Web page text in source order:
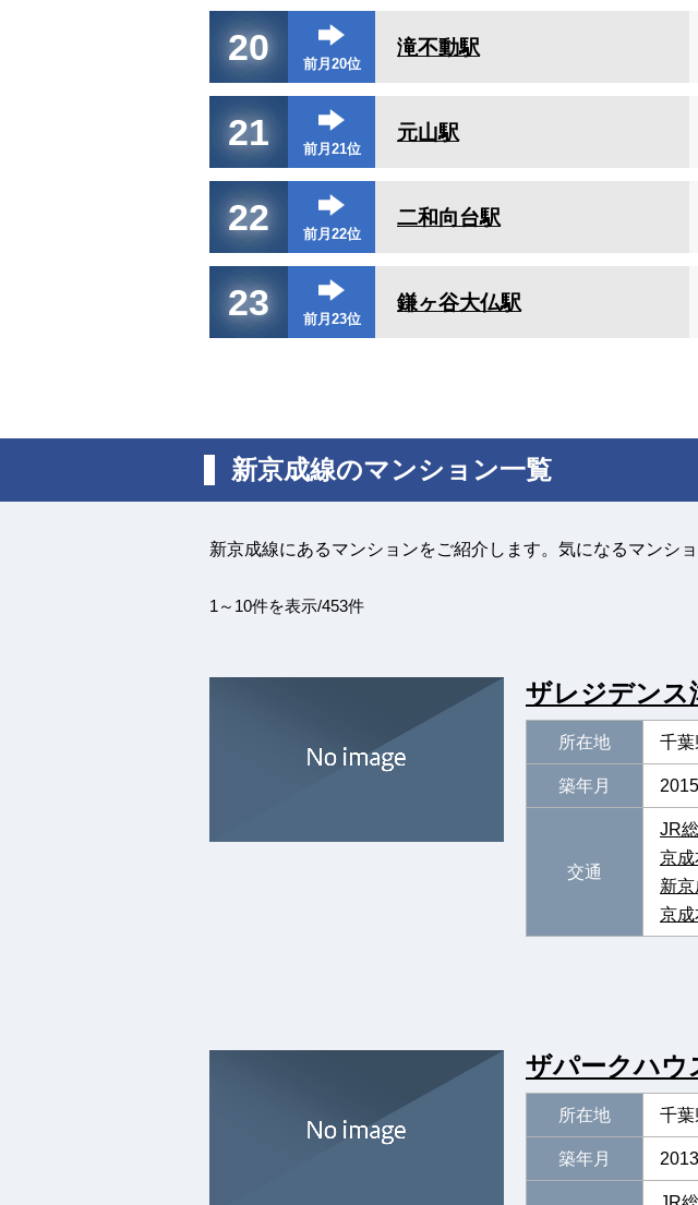
20 前月20位
滝不動駅
21 前月21位
元山駅
22 前月22位
二和向台駅
23 前月23位
鎌ヶ谷大仏駅
新京成線のマンション一覧
新京成線にあるマンションをご紹介します。気になるマンシ
1～10件を表示/453件
ザレジデンス
所在地 千葉
築年月
交通
JR
京成
新
京成
ザパークハウ
所在地 千葉
築年月